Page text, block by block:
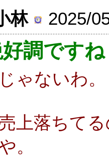
林
2025/
調です
ゃないわ。
上落ちて
。